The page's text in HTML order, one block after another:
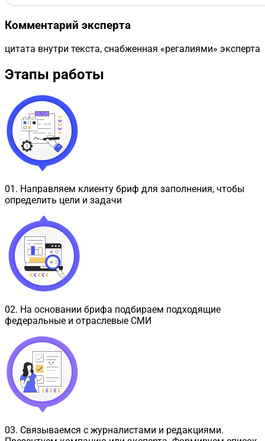
Комментарий эксперта
цитата внутри текста, снабженная «регалиями» эксперта
Этапы работы
01 . Направляем клиенту бриф для заполнения, чтобы
определить цели и задачи
02. На основании брифа подбираем подходящие
федеральные и отраслевые СМИ
03. Связываемся с журналистами и редакциями.